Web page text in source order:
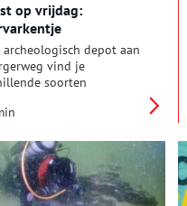
op vrijdag:
depot aan
vind je
soorten
één in de vorm van
wat langgerekter dan de
die de
van ons zelf nog